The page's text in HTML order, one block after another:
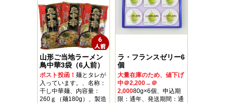
山形ご当地ラーメン
鳥中華3袋（6人前）
ポスト投函！ 麺とタレが
入っています。、名称：
干し中華麺、内容量：
260ｇ（麺180g）、製造
ラ・フランスゼリー6
個
大量在庫のため、値下げ
中＠2,200→＠
2,00080g×6個、申込期
限：通年、発送期間：通